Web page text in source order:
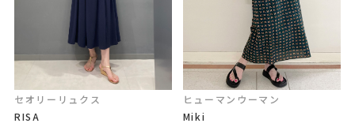
セオリーリュクス
RISA
ヒューマンウーマン
Miki